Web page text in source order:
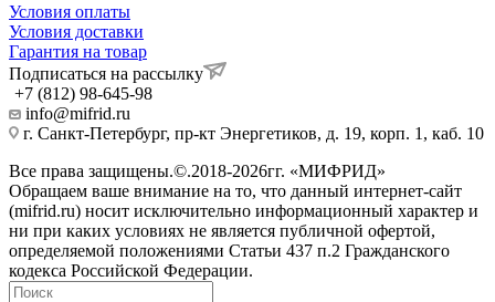
Условия оплаты
Условия доставки
Гарантия на товар
Подписаться на рассылку
+7 (812) 98-645-98
info@mifrid.ru
г. Санкт-Петербург, пр-кт Энергетиков, д. 19, корп. 1, каб. 10
Все права защищены.©.2018-2026гг. «МИФРИД»
Обращаем ваше внимание на то, что данный интернет-сайт
(mifrid.ru) носит исключительно информационный характер и
ни при каких условиях не является публичной офертой,
определяемой положениями Статьи 437 п.2 Гражданского
кодекса Российской Федерации.